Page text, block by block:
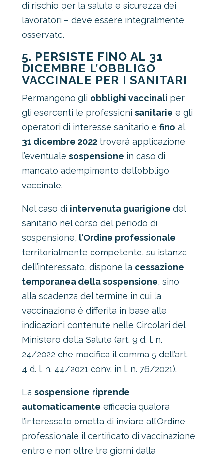
di rischio per la salute e sicurezza dei
lavoratori – deve essere integralmente
osservato.
5. PERSISTE FINO AL 31
DICEMBRE L’OBBLIGO
VACCINALE PER I SANITARI
Permangono gli obblighi vaccinali per
gli esercenti le professioni sanitarie e gli
operatori di interesse sanitario e fino al
31 dicembre 2022 troverà applicazione
l’eventuale sospensione in caso di
mancato adempimento dell’obbligo
vaccinale.
Nel caso di intervenuta guarigione del
sanitario nel corso del periodo di
sospensione, l’Ordine professionale
territorialmente competente, su istanza
dell’interessato, dispone la cessazione
temporanea della sospensione, sino
alla scadenza del termine in cui la
vaccinazione è differita in base alle
indicazioni contenute nelle Circolari del
Ministero della Salute (art. 9 d. l. n.
24/2022 che modifica il comma 5 dell’art.
4 d. l. n. 44/2021 conv. in l. n. 76/2021).
La sospensione riprende
automaticamente efficacia qualora
l’interessato ometta di inviare all’Ordine
professionale il certificato di vaccinazione
entro e non oltre tre giorni dalla